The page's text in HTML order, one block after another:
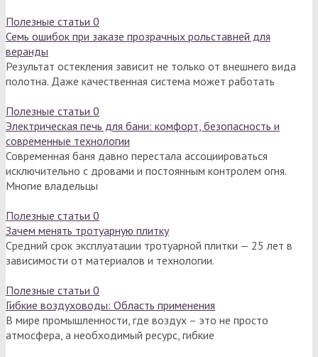
Полезные статьи 0
Семь ошибок при заказе прозрачных рольставней для
веранды
Результат остекления зависит не только от внешнего вида
полотна. Даже качественная система может работать
Полезные статьи 0
Электрическая печь для бани: комфорт, безопасность и
современные технологии
Современная баня давно перестала ассоциироваться
исключительно с дровами и постоянным контролем огня.
Многие владельцы
Полезные статьи 0
Зачем менять тротуарную плитку
Средний срок эксплуатации тротуарной плитки — 25 лет в
зависимости от материалов и технологии.
Полезные статьи 0
Гибкие воздуховоды: Область применения
В мире промышленности, где воздух – это не просто
атмосфера, а необходимый ресурс, гибкие